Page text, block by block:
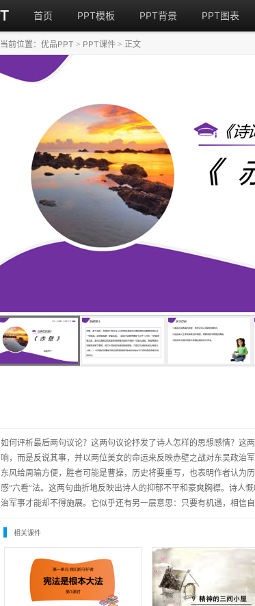
首页 PPT模板 PPT背景 PPT图表
如何评析最后两句议论？这两句议论抒发了诗人怎样的思想感情？这
响，而是反说其事，并以两位美女的命运来反映赤壁之战对东吴政治
东风给周瑜方便，胜者可能是曹操，历史将要重写，也表明作者认为
感“六看”法。这两句曲折地反映出诗人的抑郁不平和豪爽胸襟。诗人
治军事才能却不得施展。它似乎还有另一层意思：只要有机遇，相信
当前位置： 优品PPT > PPT课件 > 正文
相关课件